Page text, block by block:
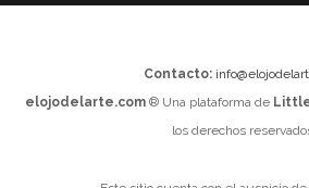
Contacto:
elojodelarte.com® Una plataforma de
los derechos